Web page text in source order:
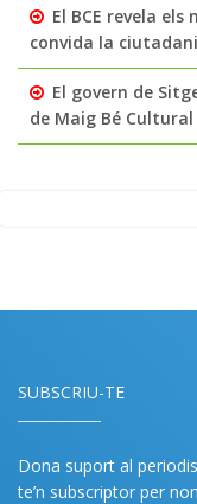
El BCE revela
convida la
El govern de
de Maig Bé Cultural
SUBSCRIU-TE
Dona suport al
te’n subscriptor per